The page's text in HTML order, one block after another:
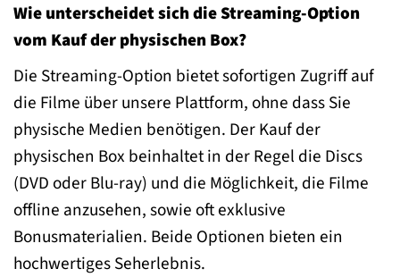
Wie unterscheidet sich die Streaming-Option
vom Kauf der physischen Box?
Die Streaming-Option bietet sofortigen Zugriff auf
die Filme über unsere Plattform, ohne dass Sie
physische Medien benötigen. Der Kauf der
physischen Box beinhaltet in der Regel die Discs
(DVD oder Blu-ray) und die Möglichkeit, die Filme
offline anzusehen, sowie oft exklusive
Bonusmaterialien. Beide Optionen bieten ein
hochwertiges Seherlebnis.